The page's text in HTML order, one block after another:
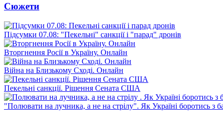
Сюжети
Підсумки 07.08: "Пекельні" санкції і "парад" дронів
Вторгнення Росії в Україну. Онлайн
Війна на Близькому Сході. Онлайн
Пекельні санкції. Рішення Сената США
"Полювати на лучника, а не на стрілу". Як Україні боротись з